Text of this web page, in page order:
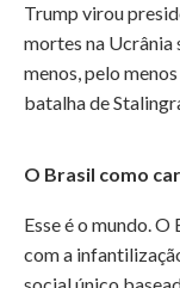
Trump virou
mortes na Ucrânia
menos, pelo
batalha de
O Brasil como
Esse é o mundo.
com a